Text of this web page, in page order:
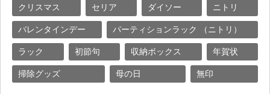
クリスマス セリア ダイソー ニトリ
バレンタインデー パーティションラック （ニトリ）
ラック 初節句 収納ボックス 年賀状
掃除グッズ 母の日 無印